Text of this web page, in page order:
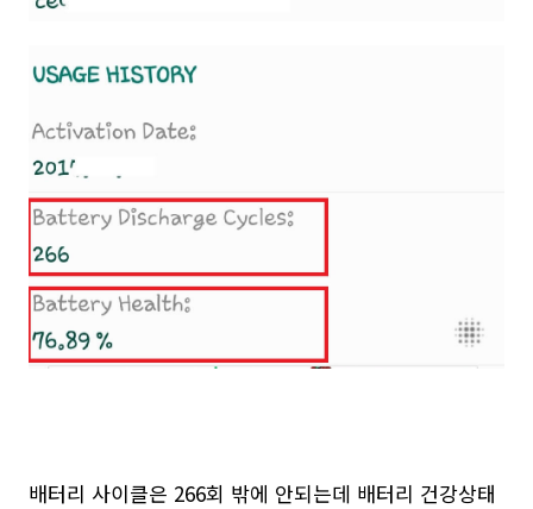
배터리 사이클은 266회 밖에 안되는데 배터리 건강상태